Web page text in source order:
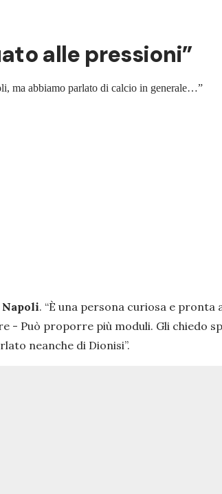
alle pressioni”
ma abbiamo parlato di calcio in generale…”
Napoli. “È una persona curiosa e pronta
- Può proporre più moduli. Gli chiedo
neanche di Dionisi”.